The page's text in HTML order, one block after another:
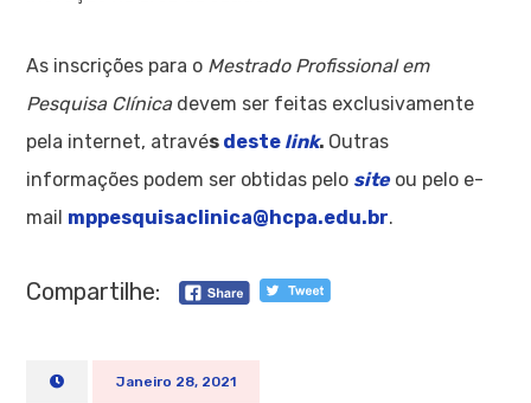
As inscrições para o Mestrado Profissional em
Pesquisa Clínicadevem ser feitas exclusivamente
pela internet, através deste link. Outras
informações podem ser obtidas pelo siteou pelo e-
mail mppesquisaclinica@hcpa.edu.br.
Compartilhe:
Janeiro 28, 2021